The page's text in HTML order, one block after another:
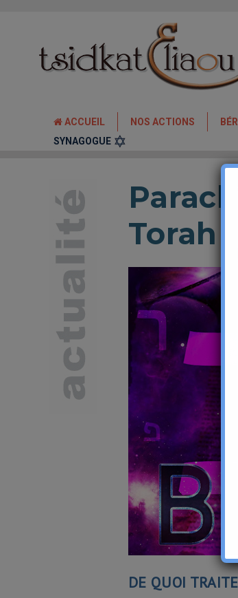
ACCUEIL NOS ACTIONS
SYNAGOGUE
Torah
DE QUOI